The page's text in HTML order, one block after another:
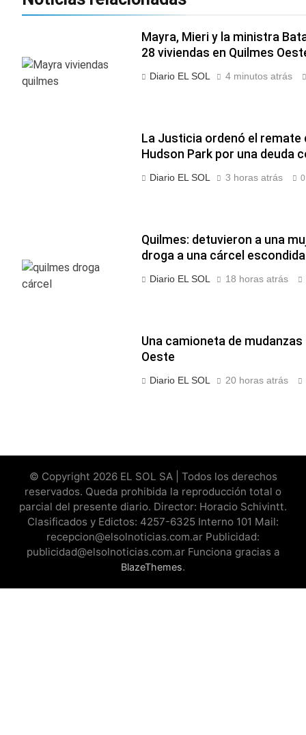
Mayra, Mieri y la ministra
28 viviendas en Quilmes
Diario EL SOL 4 minutos atrás
La Justicia ordenó el remate
Hudson Park por una deuda
Diario EL SOL 3 horas atrás 0
Quilmes: detuvieron a una
droga a una cárcel
Diario EL SOL 18 horas atrás
Una camioneta de
Oeste
Diario EL SOL 20 horas atrás
© Copyright 2026 EL SOL SA | Todos los derechos
reservados. Queda prohibida la reproducción total o
parcial del presente diario. Director: Horacio Schivintt.
Clasificados y Edictos: 4257-6325 Interno 101 Mail:
recepcion@elsolnoticias.com.ar Publicidad:
publicidad@elsolnoticias.com.ar Funciona gracias a
BlazeThemes.